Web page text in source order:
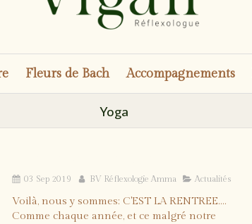
Fleurs de Bach Accompagnements
Yoga
03 Sep 2019 BV Réflexologie Amma Actualités
Voilà, nous y sommes: C'EST LA RENTREE....
Comme chaque année, et ce malgré notre